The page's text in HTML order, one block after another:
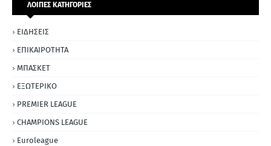
ΛΟΙΠΕΣ ΚΑΤΗΓΟΡΙΕΣ
ΕΙΔΗΣΕΙΣ
ΕΠΙΚΑΙΡΟΤΗΤΑ
ΜΠΑΣΚΕΤ
ΕΞΩΤΕΡΙΚΟ
PREMIER LEAGUE
CHAMPIONS LEAGUE
Euroleague